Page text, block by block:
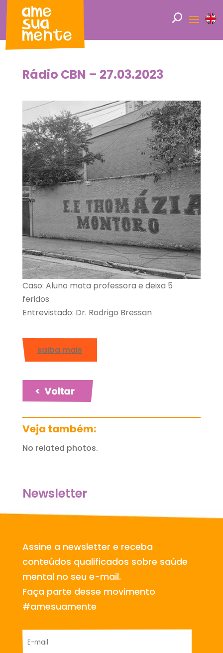
Rádio CBN – 27.03.2023
Caso: Aluno mata professora e deixa 5
feridos
Entrevistado: Dr. Rodrigo Bressan
saiba mais
Veja também:
No related photos.
Newsletter
Assine a newsletter e receba
conteúdos qualificados sobre saúde
mental no seu e-mail.
Faça parte desse movimento
#amesuamente